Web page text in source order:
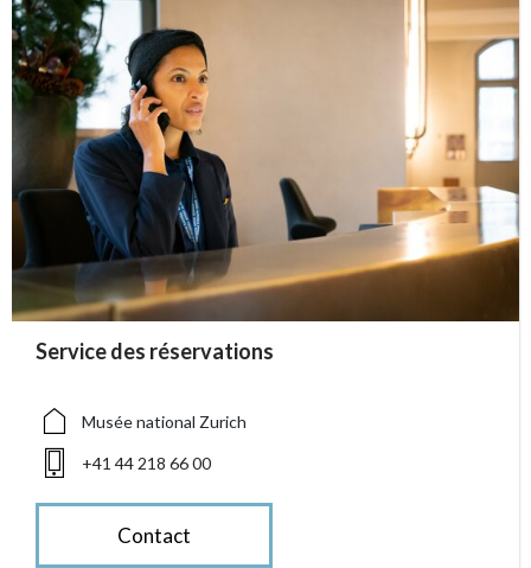
accessibility.sr-only.person_card_info
Service des réservations
accessibility.sr-only.museum
Musée national Zurich
accessibility.sr-only.phone
+41 44 218 66 00
Contact